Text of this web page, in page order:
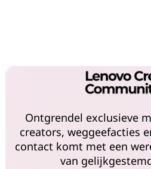
Ontgrendel exclusieve
creators, weggeefacties
contact komt met een
van